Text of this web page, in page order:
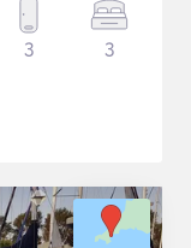
3 3